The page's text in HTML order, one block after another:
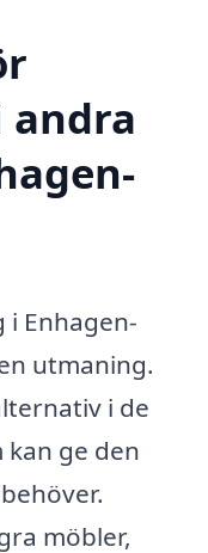
andra
Enhagen-
utmaning.
i de
ge den
möbler,